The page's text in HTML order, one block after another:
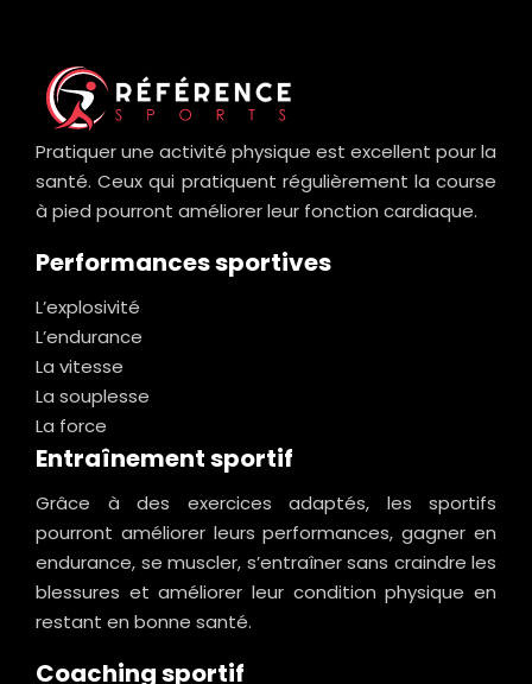
Pratiquer une activité physique est excellent pour la
santé. Ceux qui pratiquent régulièrement la course
à pied pourront améliorer leur fonction cardiaque.
Performances sportives
L’explosivité
L’endurance
La vitesse
La souplesse
La force
Entraînement sportif
Grâce à des exercices adaptés, les sportifs
pourront améliorer leurs performances, gagner en
endurance, se muscler, s’entraîner sans craindre les
blessures et améliorer leur condition physique en
restant en bonne santé.
Coaching sportif